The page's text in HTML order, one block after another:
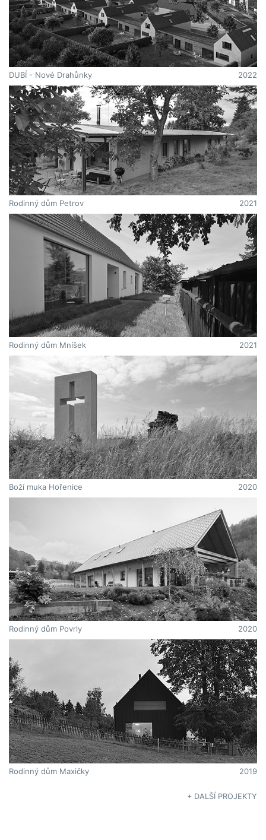
DUBÍ - Nové Drahůnky 2022
Rodinný dům Petrov 2021
Rodinný dům Mníšek 2021
Boží muka Hořenice 2020
Rodinný dům Povrly 2020
Rodinný dům Maxičky 2019
+ DALŠÍ PROJEKTY